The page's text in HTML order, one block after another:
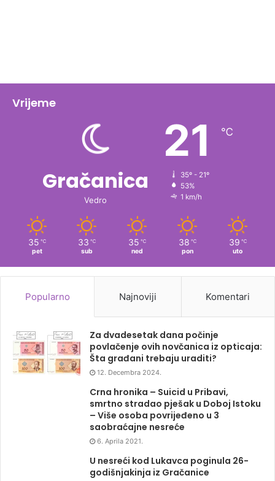
Vrijeme
Gračanica
Vedro
21 ℃
35º - 21º
53%
1 km/h
35 ℃
pet
33 ℃
sub
35 ℃
ned
38 ℃
pon
39 ℃
uto
Popularno Najnoviji Komentari
Za dvadesetak dana počinje
povlačenje ovih novčanica iz opticaja:
Šta građani trebaju uraditi?
12. Decembra 2024.
Crna hronika – Suicid u Pribavi,
smrtno stradao pješak u Doboj Istoku
– Više osoba povrijeđeno u 3
saobraćajne nesreće
6. Aprila 2021.
U nesreći kod Lukavca poginula 26-
godišnjakinja iz Gračanice